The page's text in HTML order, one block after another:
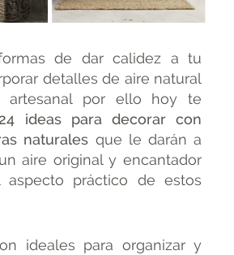
de dar calidez a tu
detalles de aire natural
artesanal por ello hoy te
24 ideas para decorar con
naturales que le darán a
aire original y encantador
práctico de estos
ideales para organizar y